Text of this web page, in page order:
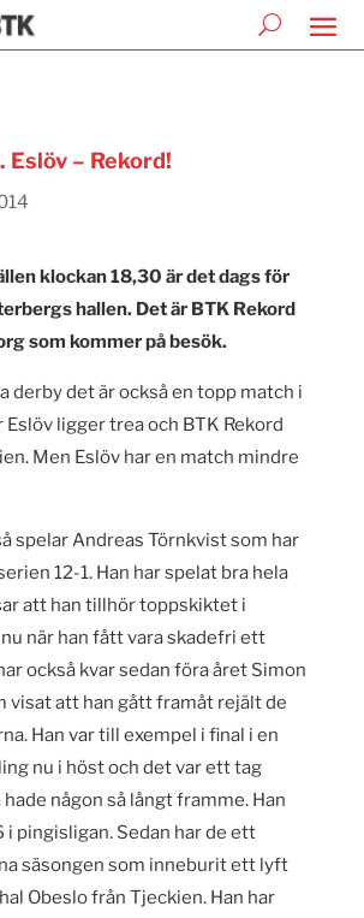
Eslöv – Rekord!
klockan 18,30 är det dags för
hallen. Det är BTK Rekord
som kommer på besök.
derby det är också en topp match i
Eslöv ligger trea och BTK Rekord
Men Eslöv har en match mindre
spelar Andreas Törnkvist som har
12-1. Han har spelat bra hela
att han tillhör toppskiktet i
när han fått vara skadefri ett
också kvar sedan föra året Simon
visat att han gått framåt rejält de
Han var till exempel i final i en
nu i höst och det var ett tag
någon så långt framme. Han
i pingisligan. Sedan har de ett
säsongen som inneburit ett lyft
Obeslo från Tjeckien. Han har